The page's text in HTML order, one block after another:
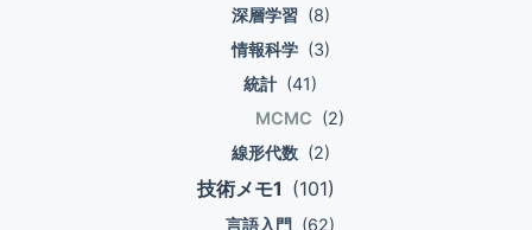
深層学習 (8)
情報科学 (3)
統計 (41)
MCMC (2)
線形代数 (2)
技術メモ1 (101)
言語入門 (62)